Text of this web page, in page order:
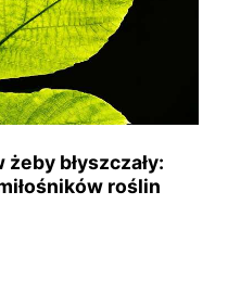
błyszczały:
roślin